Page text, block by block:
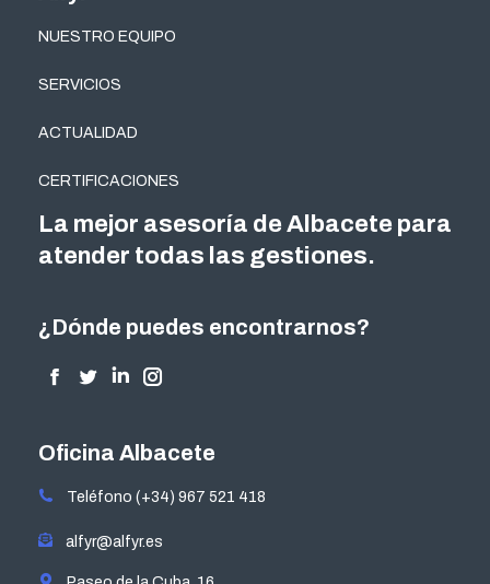
NUESTRO EQUIPO
SERVICIOS
ACTUALIDAD
CERTIFICACIONES
Oficina Albacete
Teléfono (+34) 967 521 418
alfyr@alfyr.es
¿Dónde puedes encontrarnos?
Encuéntranos en:
Facebook
opens
new
Twitter
opens
new
Linkedin
opens
new
Instagram
opens
new
La mejor asesoría de Albacete para
atender todas las gestiones.